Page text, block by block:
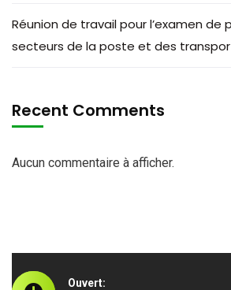
Réunion de travail pour l’examen de
secteurs de la poste et des
Recent Comments
Aucun commentaire à afficher.
Ouvert: